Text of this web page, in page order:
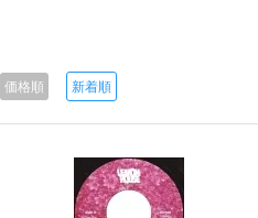
価格順 新着順